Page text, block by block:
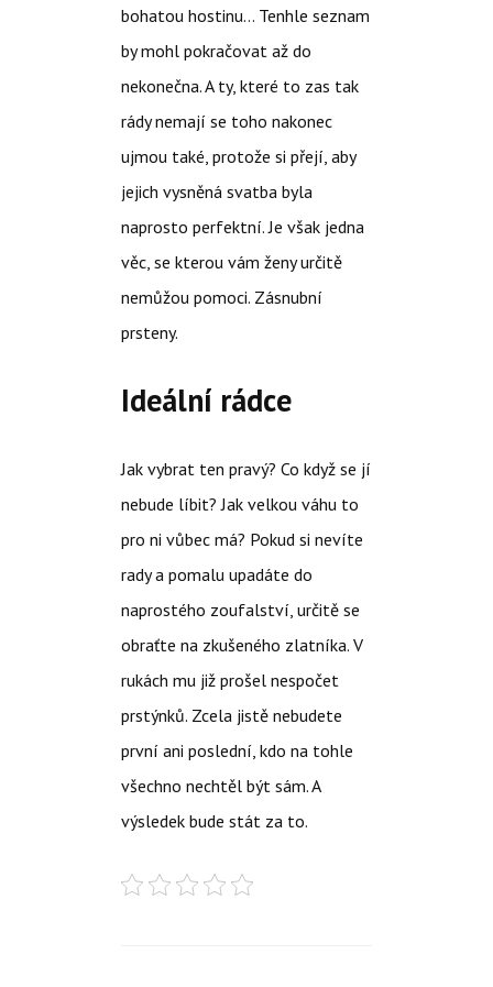
bohatou hostinu… Tenhle seznam
by mohl pokračovat až do
nekonečna. A ty, které to zas tak
rády nemají se toho nakonec
ujmou také, protože si přejí, aby
jejich vysněná svatba byla
naprosto perfektní. Je však jedna
věc, se kterou vám ženy určitě
nemůžou pomoci. Zásnubní
prsteny.
Ideální rádce
Jak vybrat ten pravý? Co když se jí
nebude líbit? Jak velkou váhu to
pro ni vůbec má? Pokud si nevíte
rady a pomalu upadáte do
naprostého zoufalství, určitě se
obraťte na zkušeného zlatníka. V
rukách mu již prošel nespočet
prstýnků. Zcela jistě nebudete
první ani poslední, kdo na tohle
všechno nechtěl být sám. A
výsledek bude stát za to.